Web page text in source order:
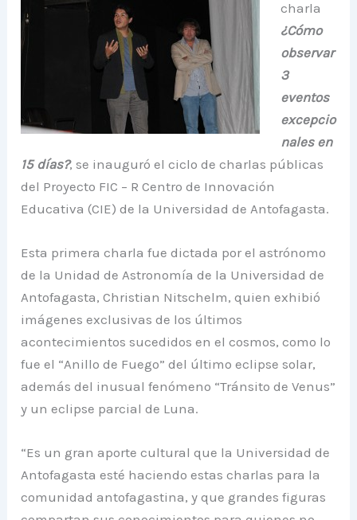
charla
¿Cómo
observar
3
eventos
excepcio
nales en
15 días?, se inauguró el ciclo de charlas públicas
del Proyecto FIC – R Centro de Innovación
Educativa (CIE) de la Universidad de Antofagasta.
Esta primera charla fue dictada por el astrónomo
de la Unidad de Astronomía de la Universidad de
Antofagasta, Christian Nitschelm, quien exhibió
imágenes exclusivas de los últimos
acontecimientos sucedidos en el cosmos, como lo
fue el “Anillo de Fuego” del último eclipse solar,
además del inusual fenómeno “Tránsito de Venus”
y un eclipse parcial de Luna.
“Es un gran aporte cultural que la Universidad de
Antofagasta esté haciendo estas charlas para la
comunidad antofagastina, y que grandes figuras